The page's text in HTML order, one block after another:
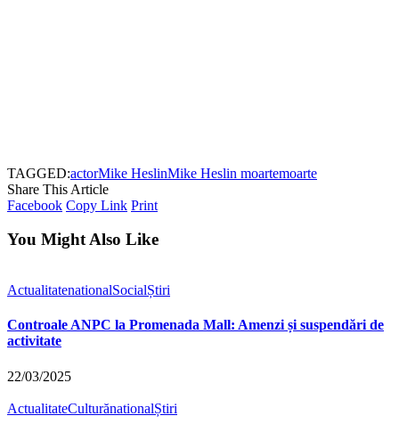
TAGGED:actorMike HeslinMike Heslin moartemoarte
Share This Article
Facebook Copy Link Print
You Might Also Like
ActualitatenationalSocialȘtiri
Controale ANPC la Promenada Mall: Amenzi și suspendări de
activitate
22/03/2025
ActualitateCulturănationalȘtiri